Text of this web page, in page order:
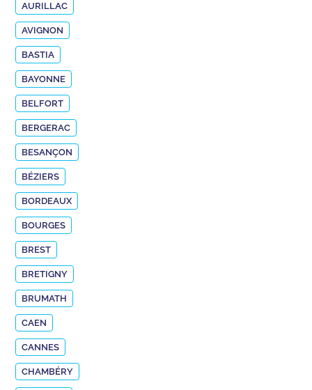
AURILLAC
AVIGNON
BASTIA
BAYONNE
BELFORT
BERGERAC
BESANÇON
BÉZIERS
BORDEAUX
BOURGES
BREST
BRETIGNY
BRUMATH
CAEN
CANNES
CHAMBÉRY